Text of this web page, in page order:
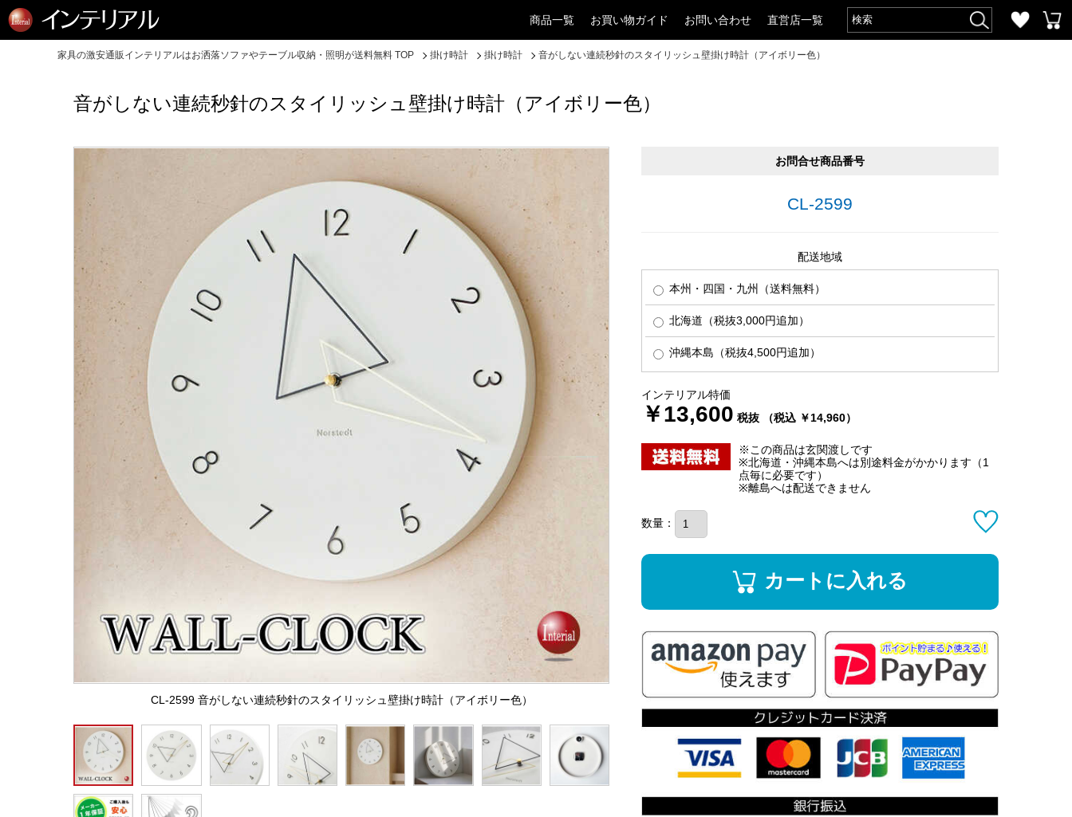
商品一覧 お買い物ガイド お問い合わせ 直営店一覧
家具の激安通販インテリアルはお洒落ソファやテーブル収納・照明が送料無料 TOP 掛け時計 掛け時計 音がしない連続秒針のスタイリッシュ壁掛け時計（アイボリー色）
音がしない連続秒針のスタイリッシュ壁掛け時計（アイボリー色）
CL-2599 音がしない連続秒針のスタイリッシュ壁掛け時計（アイボリー色）
お問合せ商品番号
CL-2599
配送地域
本州・四国・九州（送料無料）
北海道（税抜3,000円追加）
沖縄本島（税抜4,500円追加）
インテリアル特価
￥13,600 税抜 （税込 ￥14,960）
※この商品は玄関渡しです
※北海道・沖縄本島へは別途料金がかかります（1
点毎に必要です）
※離島へは配送できません
数量：
カートに入れる